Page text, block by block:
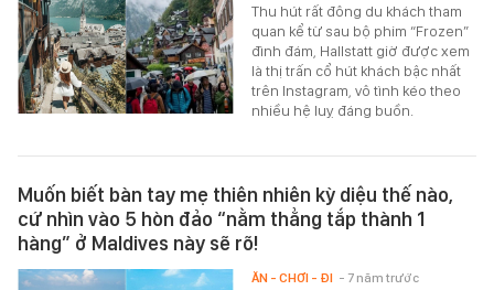
Thu hút rất đông du khách tham
quan kể từ sau bộ phim “Frozen”
đình đám, Hallstatt giờ được xem
là thị trấn cổ hút khách bậc nhất
trên Instagram, vô tình kéo theo
nhiều hệ luỵ đáng buồn.
Muốn biết bàn tay mẹ thiên nhiên kỳ diệu thế nào,
cứ nhìn vào 5 hòn đảo “nằm thẳng tắp thành 1
hàng” ở Maldives này sẽ rõ!
ĂN - CHƠI - ĐI - 7 năm trước